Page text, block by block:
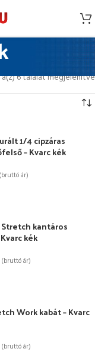
6 találat megjelenítve
1/4 cipzáras
– Kvarc kék
(bruttó ár)
Stretch kantáros
kék
(bruttó ár)
Work kabát – Kvarc
(bruttó ár)